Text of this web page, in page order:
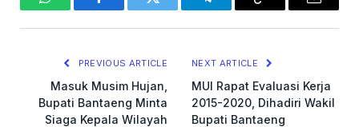
WhatsAppFacebookTwitter TelegramCopy
Email
PREVIOUS ARTICLE
Masuk Musim Hujan,
Bupati Bantaeng Minta
Siaga Kepala Wilayah
NEXT ARTICLE
MUI Rapat Evaluasi Kerja
2015-2020, Dihadiri Wakil
Bupati Bantaeng